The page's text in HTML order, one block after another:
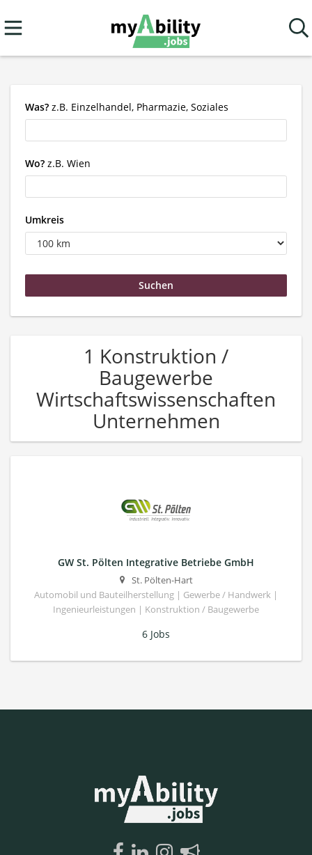
Was? z.B. Einzelhandel, Pharmazie, Soziales
Wo? z.B. Wien
Umkreis
1 Konstruktion /
Baugewerbe
Wirtschaftswissenschaften
Unternehmen
GW St. Pölten Integrative Betriebe GmbH
St. Pölten-Hart
Automobil und Bauteilherstellung | Gewerbe / Handwerk |
Ingenieurleistungen | Konstruktion / Baugewerbe
6 Jobs